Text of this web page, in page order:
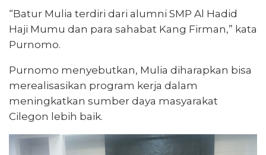
“Batur Mulia terdiri dari alumni SMP Al Hadid
Haji Mumu dan para sahabat Kang Firman,” kata
Purnomo.
Purnomo menyebutkan, Mulia diharapkan bisa
merealisasikan program kerja dalam
meningkatkan sumber daya masyarakat
Cilegon lebih baik.